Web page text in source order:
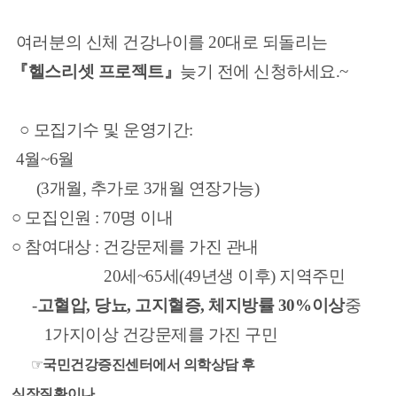
여러분의 신체 건강나이를 20대로 되돌리는
『헬스리셋 프로젝트』 늦기 전에 신청하세요.~
○ 모집기수 및 운영기간:
4월~6월
(3개월, 추가로 3개월 연장가능)
○ 모집인원 : 70명 이내
○ 참여대상 : 건강문제를 가진 관내
20세~65세(49년생 이후) 지역주민
-고혈압, 당뇨, 고지혈증, 체지방률 30%이상중
1가지이상 건강문제를 가진 구민
☞국민건강증진센터에서 의학상담 후